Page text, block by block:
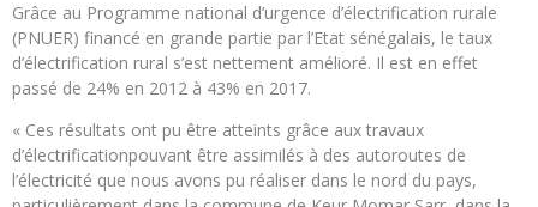
Grâce au Programme national d’urgence d’électrification rurale
(PNUER) financé en grande partie par l’Etat sénégalais, le taux
d’électrification rural s’est nettement amélioré. Il est en effet
passé de 24% en 2012 à 43% en 2017.
« Ces résultats ont pu être atteints grâce aux travaux
d’électrificationpouvant être assimilés à des autoroutes de
l’électricité que nous avons pu réaliser dans le nord du pays,